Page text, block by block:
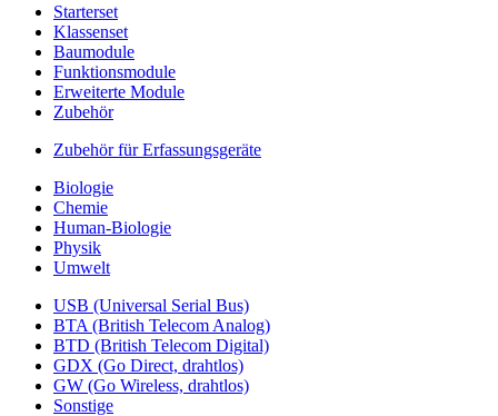
Starterset
Klassenset
Baumodule
Funktionsmodule
Erweiterte Module
Zubehör
Zubehör für Erfassungsgeräte
Biologie
Chemie
Human-Biologie
Physik
Umwelt
USB (Universal Serial Bus)
BTA (British Telecom Analog)
BTD (British Telecom Digital)
GDX (Go Direct, drahtlos)
GW (Go Wireless, drahtlos)
Sonstige